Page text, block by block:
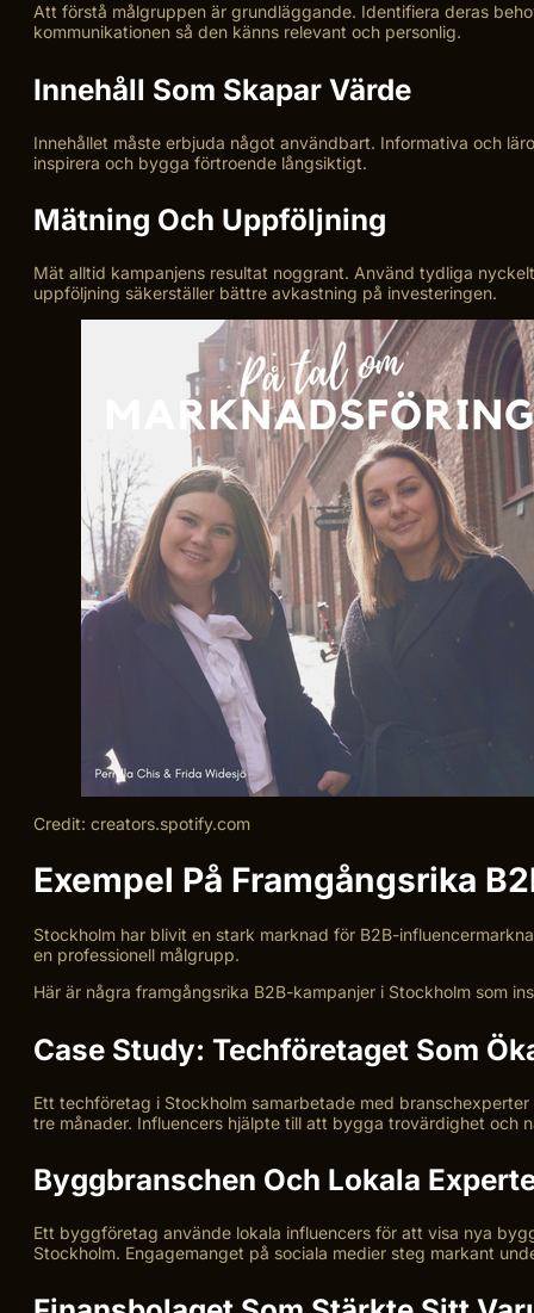
Att förstå målgruppen är grundläggande. Identifiera deras
kommunikationen så den känns relevant och personlig.
Innehåll Som Skapar Värde
Innehållet måste erbjuda något användbart. Informativa och
inspirera och bygga förtroende långsiktigt.
Mätning Och Uppföljning
Mät alltid kampanjens resultat noggrant. Använd tydliga
uppföljning säkerställer bättre avkastning på investeringen.
Credit: creators.spotify.com
Exempel På Framgångsrika
Stockholm har blivit en stark marknad för B2B-
en professionell målgrupp.
Här är några framgångsrika B2B-kampanjer i Stockholm som
Case Study: Techföretaget Som
Ett techföretag i Stockholm samarbetade med
tre månader. Influencers hjälpte till att bygga trovärdighet och
Byggbranschen Och Lokala
Ett byggföretag använde lokala influencers för att visa nya
Stockholm. Engagemanget på sociala medier steg markant